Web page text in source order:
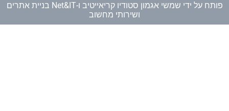
פותח על ידי שמשי אגמון סטודיו קריאייטיב ו-
Net&IT בניית אתרים
ושירותי מחשוב